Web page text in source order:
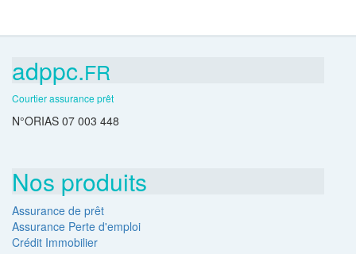
adppc.FR
Courtier assurance prêt
N°ORIAS 07 003 448
Nos produits
Assurance de prêt
Assurance Perte d'emploi
Crédit Immobilier